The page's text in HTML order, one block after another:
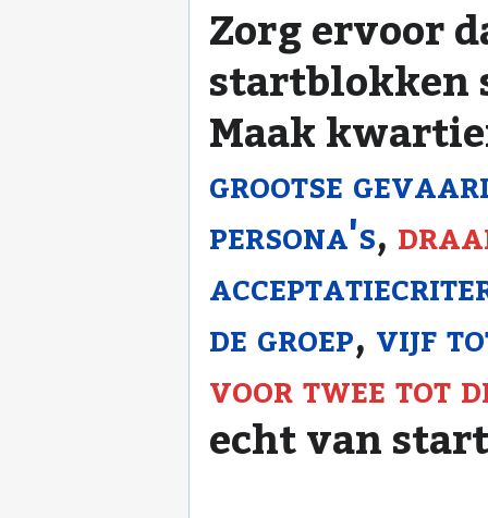
Zorg ervoor
startblokken
Maak
grootse
persona's,
de groep, vijf
voor twee tot
echt van